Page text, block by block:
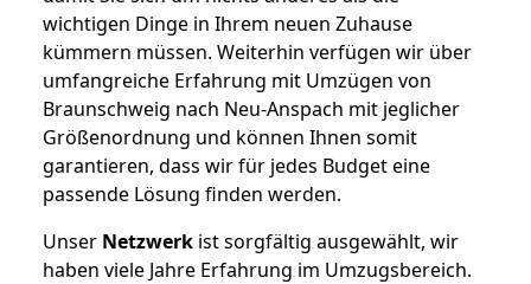
wichtigen Dinge in Ihrem neuen Zuhause
kümmern müssen. Weiterhin verfügen wir über
umfangreiche Erfahrung mit Umzügen von
Braunschweig nach Neu-Anspach mit jeglicher
Größenordnung und können Ihnen somit
garantieren, dass wir für jedes Budget eine
passende Lösung finden werden.
Unser Netzwerk ist sorgfältig ausgewählt, wir
haben viele Jahre Erfahrung im Umzugsbereich.